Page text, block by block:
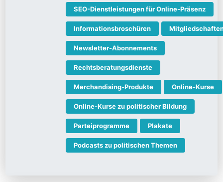
SEO-Dienstleistungen für Online-Präsenz
Informationsbroschüren
Newsletter-Abonnements
Rechtsberatungsdienste
Merchandising-Produkte Online-Kurse
Online-Kurse zu politischer Bildung
Parteiprogramme Plakate
Podcasts zu politischen Themen